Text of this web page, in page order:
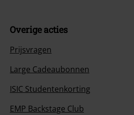
Overige acties
Prijsvragen
Large Cadeaubonnen
ISIC Studentenkorting
EMP Backstage Club